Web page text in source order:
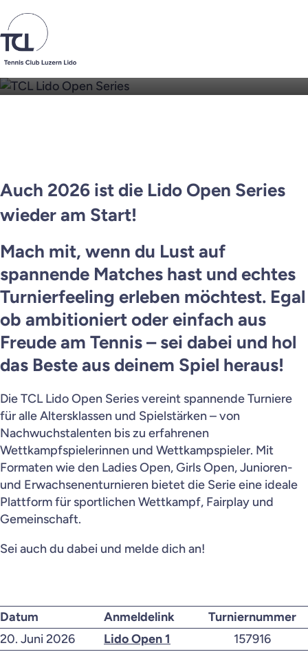
Junioren
Senioren
Interclub
Wettkampf
Lido Open
Next Gen Trophy
Kontakt
Home
Impressum
Auch 2026 ist die Lido Open Series
wieder am Start!
Mach mit, wenn du Lust auf
spannende Matches hast und echtes
Turnierfeeling erleben möchtest. Egal
ob ambitioniert oder einfach aus
Freude am Tennis – sei dabei und hol
das Beste aus deinem Spiel heraus!
Die TCL Lido Open Series vereint spannende Turniere
für alle Altersklassen und Spielstärken – von
Nachwuchstalenten bis zu erfahrenen
Wettkampfspielerinnen und Wettkampspieler. Mit
Formaten wie den Ladies Open, Girls Open, Junioren-
und Erwachsenenturnieren bietet die Serie eine ideale
Plattform für sportlichen Wettkampf, Fairplay und
Gemeinschaft.
Sei auch du dabei und melde dich an!
Datum Anmeldelink
Turniernummer
20. Juni 2026
Lido Open 1
157916